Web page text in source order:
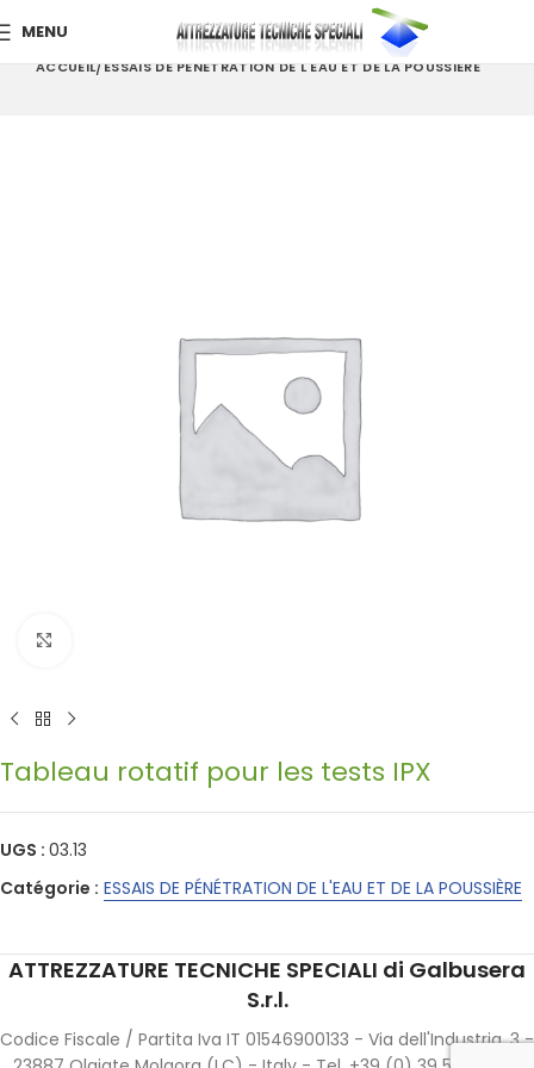
MENU
ACCUEIL ESSAIS DE PÉNÉTRATION DE L'EAU ET DE LA POUSSIÈRE
Tableau rotatif pour les tests IPX
UGS : 03.13
Catégorie : ESSAIS DE PÉNÉTRATION DE L'EAU ET DE LA POUSSIÈRE
ATTREZZATURE TECNICHE SPECIALI di Galbusera
S.r.l.
Codice Fiscale / Partita Iva IT 01546900133 - Via dell'Industria, 3 -